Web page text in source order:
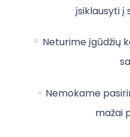
įsiklausyti į
Neturime įgūdžių
Nemokame
mažai